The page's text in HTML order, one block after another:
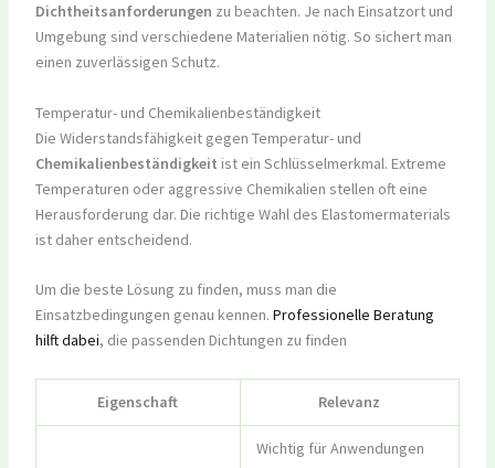
Dichtheitsanforderungen zu beachten. Je nach Einsatzort und
Umgebung sind verschiedene Materialien nötig. So sichert man
einen zuverlässigen Schutz.
Temperatur- und Chemikalienbeständigkeit
Die Widerstandsfähigkeit gegen Temperatur- und
Chemikalienbeständigkeit ist ein Schlüsselmerkmal. Extreme
Temperaturen oder aggressive Chemikalien stellen oft eine
Herausforderung dar. Die richtige Wahl des Elastomermaterials
ist daher entscheidend.
Um die beste Lösung zu finden, muss man die
Einsatzbedingungen genau kennen. Professionelle Beratung
hilft dabei, die passenden Dichtungen zu finden
Eigenschaft Relevanz
Wichtig für Anwendungen